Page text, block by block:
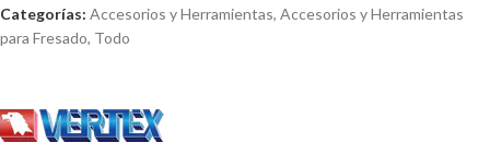
Categorías: Accesorios y Herramientas, Accesorios y Herramientas
para Fresado, Todo